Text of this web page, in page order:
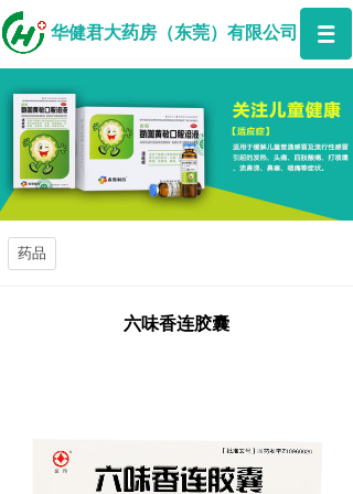
药品
六味香连胶囊
华健君大药房（东莞）有限公司